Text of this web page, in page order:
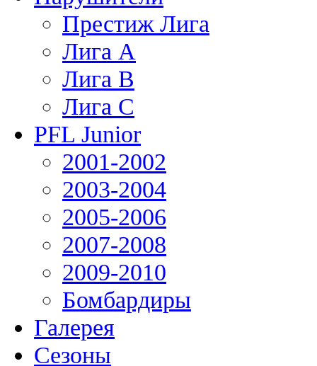
Престиж Лига
Лига А
Лига В
Лига С
PFL Junior
2001-2002
2003-2004
2005-2006
2007-2008
2009-2010
Бомбардиры
Галерея
Сезоны